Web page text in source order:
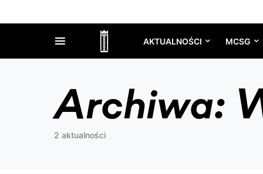
AKTUALNOŚCI MCSG
Archiwa:
2 aktualności